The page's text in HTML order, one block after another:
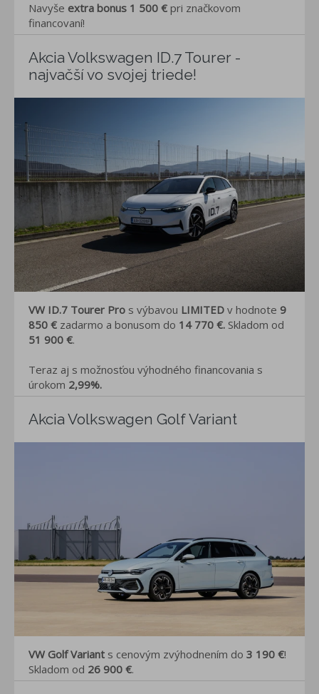
Navyše extra bonus 1 500 € pri značkovom
financovaní!
Akcia Volkswagen ID.7 Tourer -
najvačší vo svojej triede!
VW ID.7 Tourer Pro s výbavou LIMITED v hodnote 9
850 € zadarmo a bonusom do 14 770 €. Skladom od
51 900 €.
Teraz aj s možnosťou výhodného financovania s
úrokom 2,99%.
Akcia Volkswagen Golf Variant
VW Golf Variant s cenovým zvýhodnením do 3 190 €!
Skladom od 26 900 €.